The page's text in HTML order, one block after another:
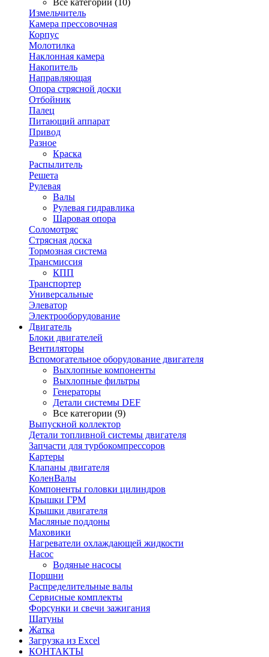
Все категории (10)
Измельчитель
Камера прессовочная
Корпус
Молотилка
Наклонная камера
Накопитель
Направляющая
Опора стрясной доски
Отбойник
Палец
Питающий аппарат
Привод
Разное
Краска
Распылитель
Решета
Рулевая
Валы
Рулевая гидравлика
Шаровая опора
Соломотряс
Стрясная доска
Тормозная система
Трансмиссия
КПП
Транспортер
Универсальные
Элеватор
Электрооборудование
Двигатель
Блоки двигателей
Вентиляторы
Вспомогательное оборудование двигателя
Выхлопные компоненты
Выхлопные фильтры
Генераторы
Детали системы DEF
Все категории (9)
Выпускной коллектор
Детали топливной системы двигателя
Запчасти для турбокомпрессоров
Картеры
Клапаны двигателя
КоленВалы
Компоненты головки цилиндров
Крышки ГРМ
Крышки двигателя
Масляные поддоны
Маховики
Нагреватели охлаждающей жидкости
Насос
Водяные насосы
Поршни
Распределительные валы
Сервисные комплекты
Форсунки и свечи зажигания
Шатуны
Жатка
Загрузка из Excel
КОНТАКТЫ